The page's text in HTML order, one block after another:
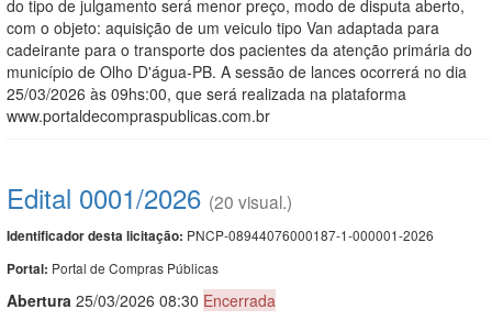
do tipo de julgamento será menor preço, modo de disputa aberto,
com o objeto: aquisição de um veiculo tipo Van adaptada para
cadeirante para o transporte dos pacientes da atenção primária do
município de Olho D'água-PB. A sessão de lances ocorrerá no dia
25/03/2026 às 09hs:00, que será realizada na plataforma
www.portaldecompraspublicas.com.br
Edital 0001/2026 (20 visual.)
Identificador desta licitação: PNCP-08944076000187-1-000001-2026
Portal: Portal de Compras Públicas
Abertura 25/03/2026 08:30 Encerrada